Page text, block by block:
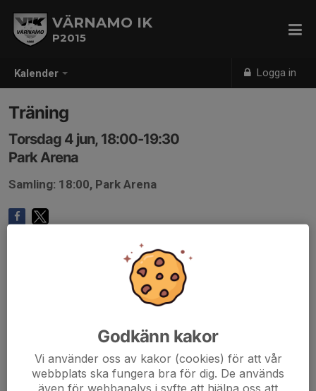
Kalender Logga in
VÄRNAMO IK
P2015
Träning
Torsdag 4 jun, 18:00-19:30
Park Arena
Samling: 18:00, Park Arena
Godkänn kakor
Vi använder oss av kakor (cookies) för att vår
webbplats ska fungera bra för dig. De används
även för webbanalys i syfte att hjälpa oss att